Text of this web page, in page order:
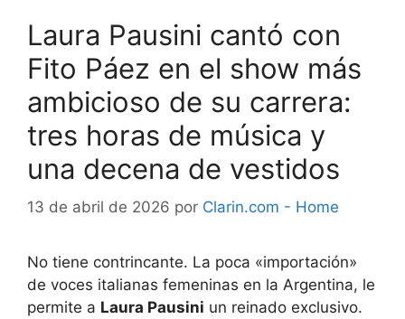
Laura Pausini cantó con
Fito Páez en el show más
ambicioso de su carrera:
tres horas de música y
una decena de vestidos
13 de abril de 2026 por Clarin.com - Home
No tiene contrincante. La poca «importación»
de voces italianas femeninas en la Argentina, le
permite a Laura Pausini un reinado exclusivo.